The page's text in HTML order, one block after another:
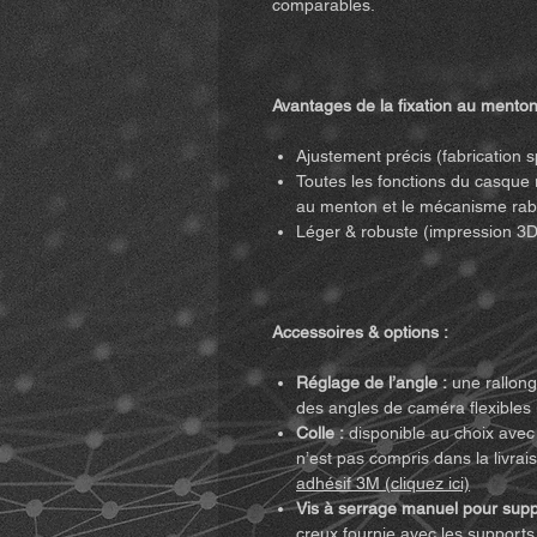
comparables.
Avantages de la fixation au
Ajustement précis (fabrication
Toutes les fonctions du
au menton et le mécanisme
Léger & robuste (impression
Accessoires & options :
Réglage de l’angle :une
des angles de caméra
Colle :disponible au choix
n’est pas compris dans la
adhésif 3M (cliquez ici)
Vis à serrage manuel pour